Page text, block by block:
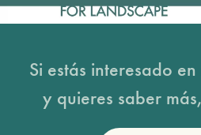
Si estás interesado
y quieres saber